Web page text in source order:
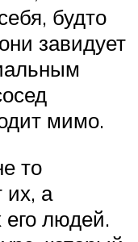
будто
завидует
мимо.
то
их, а
людей.